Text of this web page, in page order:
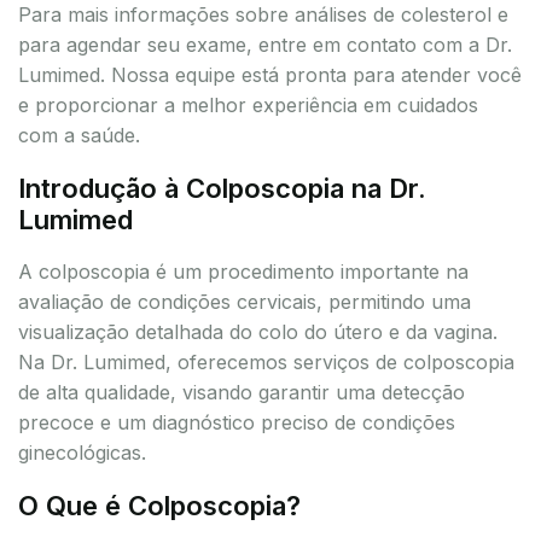
Para mais informações sobre análises de colesterol e
para agendar seu exame, entre em contato com a Dr.
Lumimed. Nossa equipe está pronta para atender você
e proporcionar a melhor experiência em cuidados
com a saúde.
Introdução à Colposcopia na Dr.
Lumimed
A colposcopia é um procedimento importante na
avaliação de condições cervicais, permitindo uma
visualização detalhada do colo do útero e da vagina.
Na Dr. Lumimed, oferecemos serviços de colposcopia
de alta qualidade, visando garantir uma detecção
precoce e um diagnóstico preciso de condições
ginecológicas.
O Que é Colposcopia?